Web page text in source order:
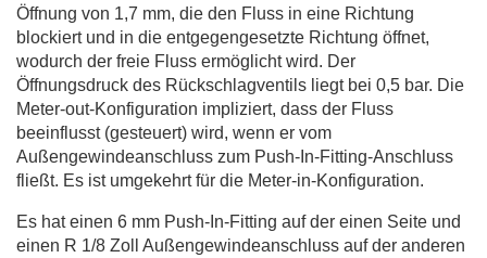
Öffnung von 1,7 mm, die den Fluss in eine Richtung
blockiert und in die entgegengesetzte Richtung öffnet,
wodurch der freie Fluss ermöglicht wird. Der
Öffnungsdruck des Rückschlagventils liegt bei 0,5 bar. Die
Meter-out-Konfiguration impliziert, dass der Fluss
beeinflusst (gesteuert) wird, wenn er vom
Außengewindeanschluss zum Push-In-Fitting-Anschluss
fließt. Es ist umgekehrt für die Meter-in-Konfiguration.
Es hat einen 6 mm Push-In-Fitting auf der einen Seite und
einen R 1/8 Zoll Außengewindeanschluss auf der anderen